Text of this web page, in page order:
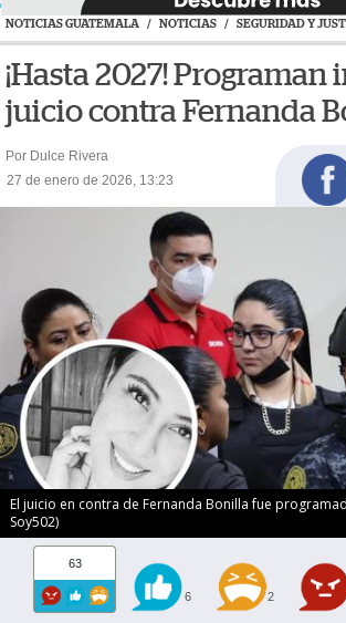
NOTICIAS GUATEMALA / NOTICIAS / SEGURIDAD Y
¡Hasta 2027! Programan
juicio contra Fernanda
Por Dulce Rivera
27 de enero de 2026, 13:23
El juicio en contra de Fernanda Bonilla fue
Soy502)
63
6 2